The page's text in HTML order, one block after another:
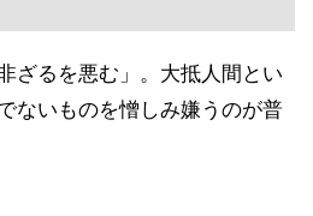
ざるを悪む」。大抵人間とい
ないものを憎しみ嫌うのが普